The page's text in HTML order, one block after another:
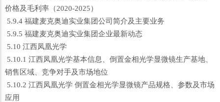
价格及毛利率（2020-2025）
5.9.4 福建麦克奥迪实业集团公司简介及主要业务
5.9.5 福建麦克奥迪实业集团企业最新动态
5.10 江西凤凰光学
5.10.1 江西凤凰光学基本信息、倒置金相光学显微镜生产基地、
销售区域、竞争对手及市场地位
5.10.2 江西凤凰光学 倒置金相光学显微镜产品规格、参数及市场
应用